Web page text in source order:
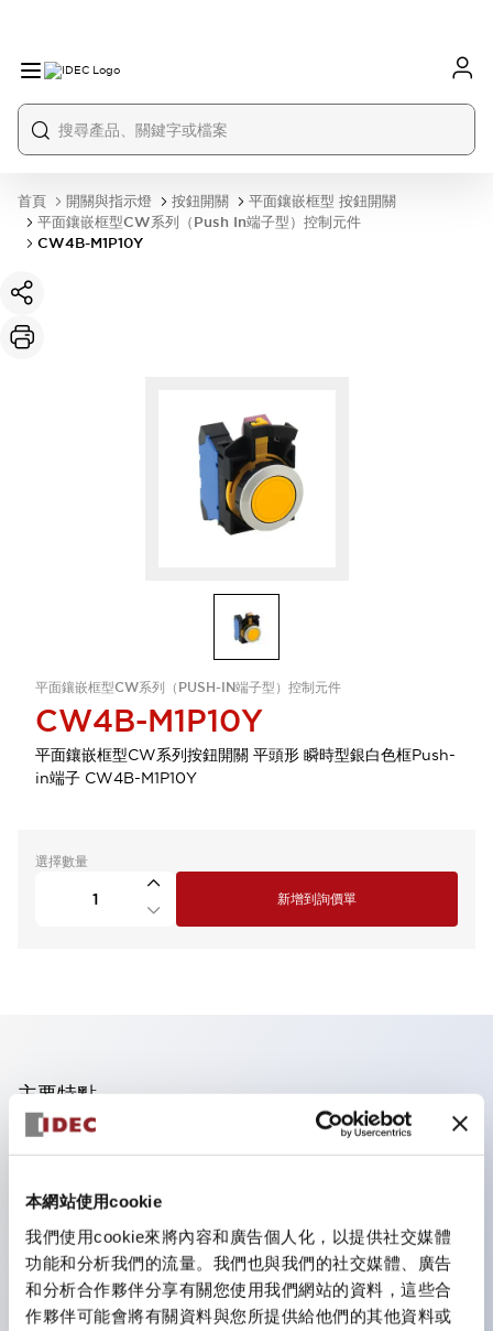
本網站使用cookie
我們使用cookie來將內容和廣告個人化，以提供社交媒體
功能和分析我們的流量。我們也與我們的社交媒體、廣告
和分析合作夥伴分享有關您使用我們網站的資料，這些合
作夥伴可能會將有關資料與您所提供給他們的其他資料或
首頁 開關與指示燈 按鈕開關
平面鑲嵌框型 按鈕開關
平面鑲嵌框型CW系列（Push In端子型）控制元件
CW4B-M1P10Y
平面鑲嵌框型CW系列（PUSH-IN端子型）控制元件
CW4B-M1P10Y
平面鑲嵌框型CW系列按鈕開關 平頭形 瞬時型銀白色框Push-
in端子 CW4B-M1P10Y
選擇數量
新增到詢價單
主要特點
業界首創！一個LED實現6種顏色功能
色。不僅減少了色彩更換與庫存管理的工時，還是一款環保
產品。
採用新型LED，提高可視性，符合ISO規定的安全色
簡單配線，提高作業效率